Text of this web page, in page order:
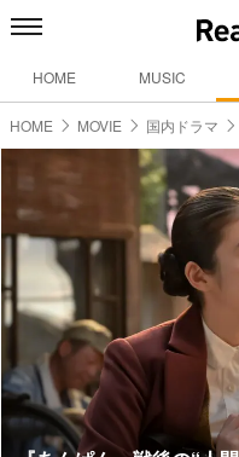
HOME MUSIC
HOME MOVIE 国内ドラマ